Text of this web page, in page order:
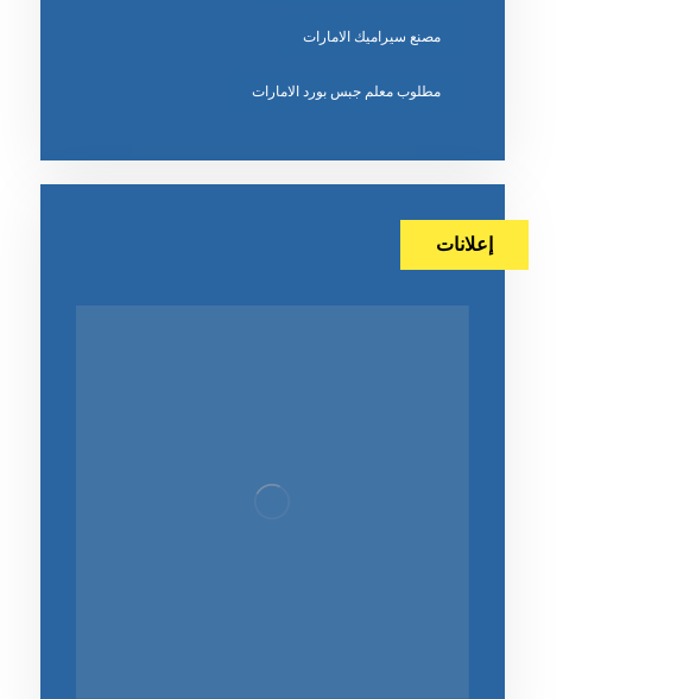
مصنع سيراميك الامارات
مطلوب معلم جبس بورد الامارات
إعلانات